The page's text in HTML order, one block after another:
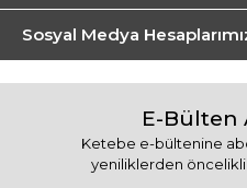
Sosyal Medya
E-Bülten
Ketebe e-bültenine
yeniliklerden